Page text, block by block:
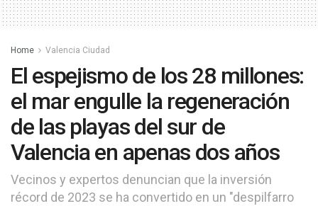
Home Valencia Ciudad
El espejismo de los 28 millones:
el mar engulle la regeneración
de las playas del sur de
Valencia en apenas dos años
Vecinos y expertos denuncian que la inversión
récord de 2023 se ha convertido en un "despilfarro